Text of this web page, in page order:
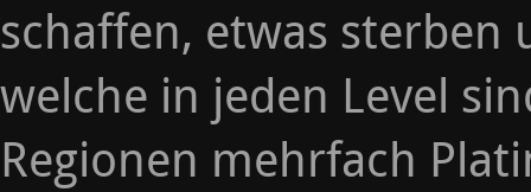
schaffen, etwas sterben
welche in jeden Level
Regionen mehrfach